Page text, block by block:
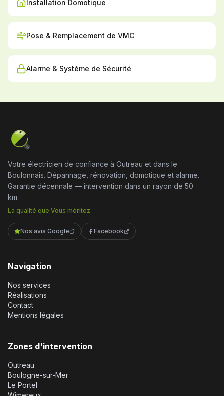
Installation Domotique
Pose & Remplacement de VMC
Alarme & Système de Sécurité
Votre électricien de confiance à Outreau et dans le
Boulonnais. Dépannage, rénovation, domotique et alarme.
Garantie décennale — intervention dans un rayon de 50
km.
La qualité que Vous méritez
Nos avis Google Facebook
Navigation
Nos services
Réalisations
Contact
Mentions légales
Zones d'intervention
Outreau
Boulogne-sur-Mer
Le Portel